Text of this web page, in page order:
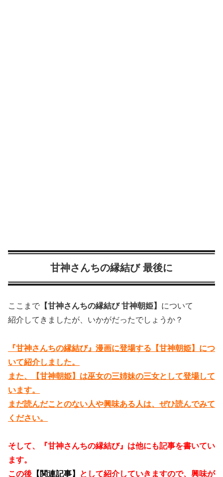
甘神さんちの縁結び 最後に
ここまで 【甘神さんちの縁結び 甘神朝姫】 について
紹介してきましたが、いかがだったでしょうか？
『甘神さんちの縁結び』漫画に登場する【甘神朝姫】につ
いて紹介しました。
また、【甘神朝姫】は巫女の三姉妹の三女として登場して
います。
まだ読んだことのない人や興味ある人は、ぜひ読んでみて
ください。
そして、『甘神さんちの縁結び』は他にも記事を書いてい
ます。
この後 【関連記事】 として紹介していきますので、興味が